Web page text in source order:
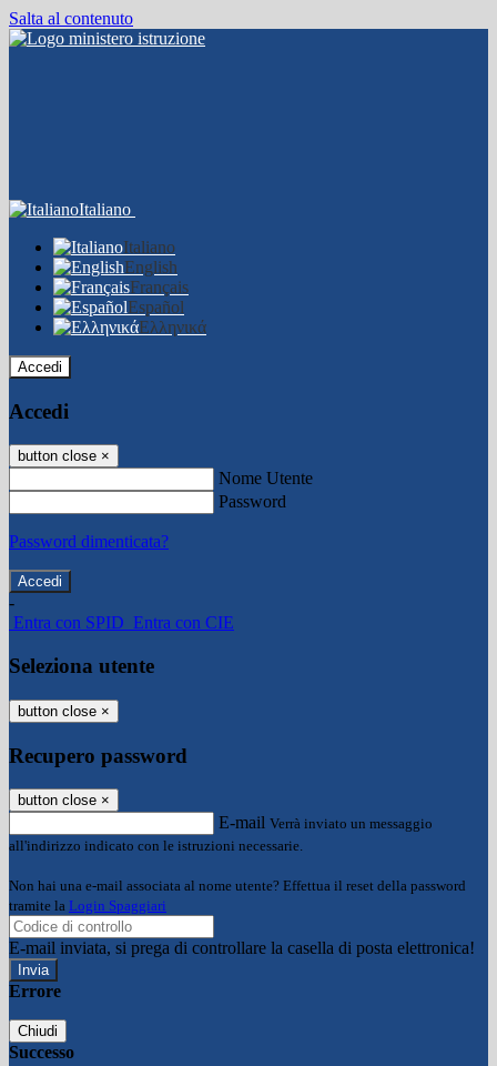
Salta al contenuto
Italiano
Italiano
English
Français
Español
Ελληνικά
Accedi
Accedi
button close ×
Nome Utente
Password
Password dimenticata?
-
Entra con SPID Entra con CIE
Seleziona utente
button close ×
Recupero password
button close ×
E-mail Verrà inviato un messaggio
all'indirizzo indicato con le istruzioni necessarie.
Non hai una e-mail associata al nome utente? Effettua il reset della password
tramite la Login Spaggiari
E-mail inviata, si prega di controllare la casella di posta elettronica!
Errore
Chiudi
Successo